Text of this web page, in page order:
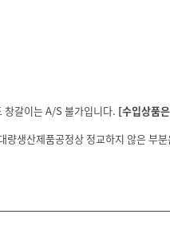
창갈이는 A/S 불가입니다. [수입상품
생산제품공정상 정교하지 않은 부